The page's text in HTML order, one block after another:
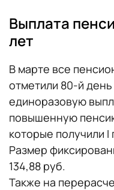
Выплата
лет
В марте все
отметили 80-й
единоразовую
повышенную
которые получили I
Размер
134,88 руб.
Также на